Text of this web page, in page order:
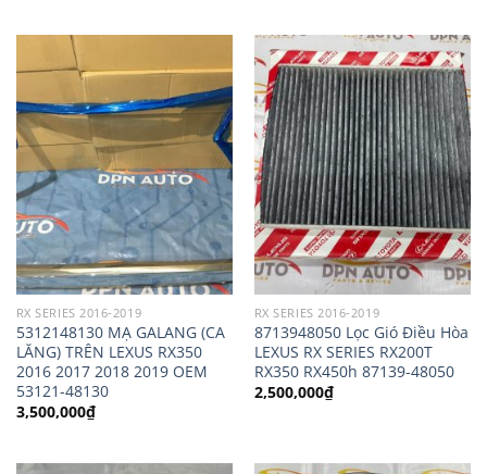
RX SERIES 2016-2019
5312148130 MẠ GALANG (CA
LĂNG) TRÊN LEXUS RX350
2016 2017 2018 2019 OEM
53121-48130
3,500,000₫
RX SERIES 2016-2019
8713948050 Lọc Gió Điều Hòa
LEXUS RX SERIES RX200T
RX350 RX450h 87139-48050
2,500,000₫